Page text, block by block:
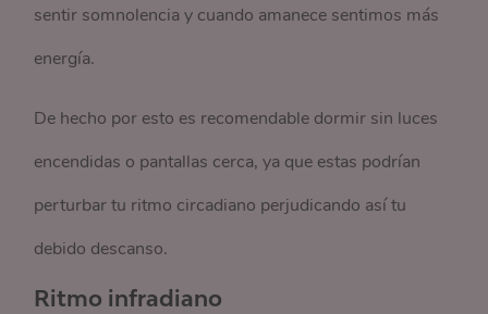
sentir somnolencia y cuando amanece sentimos más
energía.
De hecho por esto es recomendable dormir sin luces
encendidas o pantallas cerca, ya que estas podrían
perturbar tu ritmo circadiano perjudicando así tu
debido descanso.
Ritmo infradiano